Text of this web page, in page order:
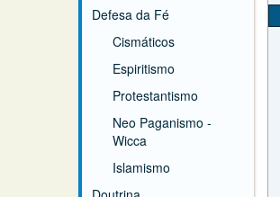
Defesa da Fé
Cismáticos
Espiritismo
Protestantismo
Neo Paganismo -
Wicca
Islamismo